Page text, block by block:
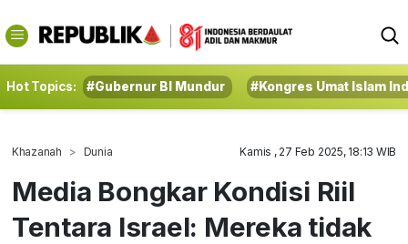
Hot Topics: #Gubernur BI Mundur #Kongres Umat Islam
Khazanah Dunia Kamis , 27 Feb 2025, 18:13 WIB
Media Bongkar Kondisi Riil
Tentara Israel: Mereka tidak